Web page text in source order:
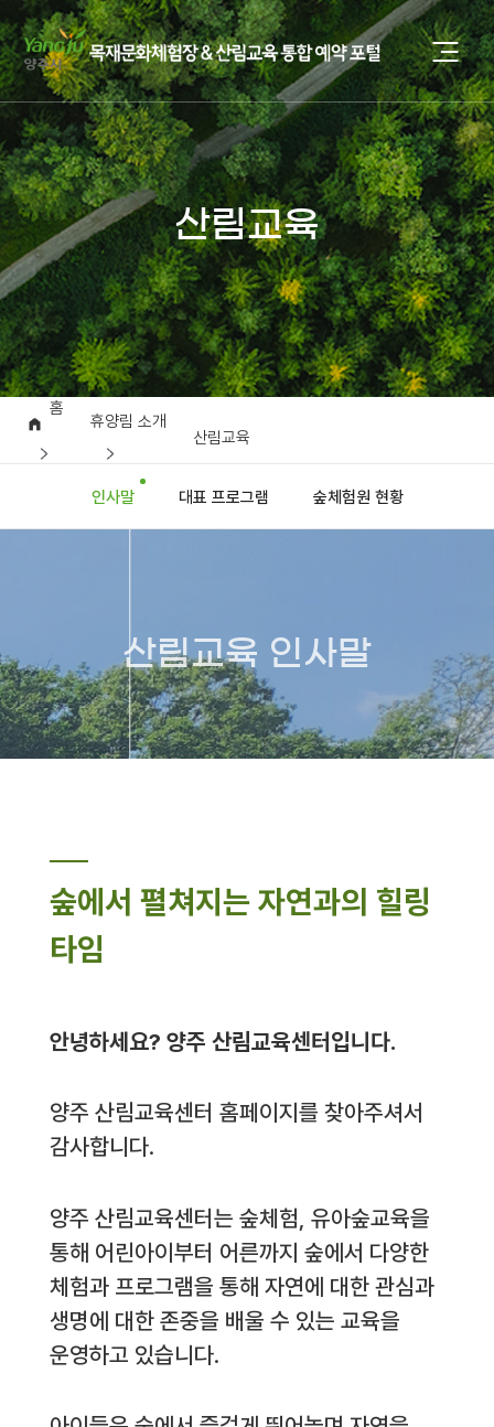
산림교육
홈
휴양림 소개
산림교육
인사말 대표 프로그램 숲체험원 현황
산림교육 인사말
숲에서 펼쳐지는 자연과의 힐링
타임
안녕하세요? 양주 산림교육센터입니다.
양주 산림교육센터 홈페이지를 찾아주셔서
감사합니다.
양주 산림교육센터는 숲체험, 유아숲교육을
통해 어린아이부터 어른까지 숲에서 다양한
체험과 프로그램을 통해 자연에 대한 관심과
생명에 대한 존중을 배울 수 있는 교육을
운영하고 있습니다.